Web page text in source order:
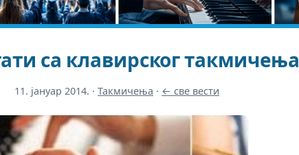
са клавирског такмичења
11. јануар 2014. · Такмичења · ← све вести